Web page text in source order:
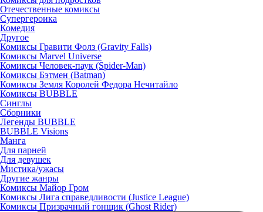
Отечественные комиксы
Супергероика
Комедия
Другое
Комиксы Гравити Фолз (Gravity Falls)
Комиксы Marvel Universe
Комиксы Человек-паук (Spider-Man)
Комиксы Бэтмен (Batman)
Комиксы Земля Королей Федора Нечитайло
Комиксы BUBBLE
Синглы
Сборники
Легенды BUBBLE
BUBBLE Visions
Манга
Для парней
Для девушек
Мистика/ужасы
Другие жанры
Комиксы Майор Гром
Комиксы Лига справедливости (Justice League)
Комиксы Призрачный гонщик (Ghost Rider)